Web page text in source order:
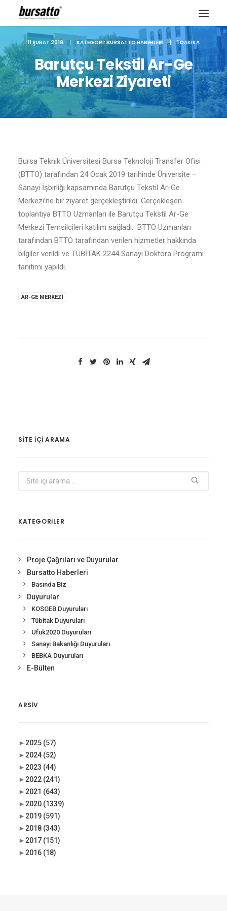
Site içi arama
11 ŞUBAT 2019 | KATEGORI:BURSATTO HABERLERI | 1 DAKIKA
Barutçu Tekstil Ar-Ge
Merkezi Ziyareti
Bursa Teknik Üniversitesi Bursa Teknoloji Transfer Ofisi
(BTTO) tarafından 24 Ocak 2019 tarihinde Üniversite –
Sanayi İşbirliği kapsamında Barutçu Tekstil Ar-Ge
Merkezi’ne bir ziyaret gerçekleştirildi. Gerçekleşen
toplantıya BTTO Uzmanları ile Barutçu Tekstil Ar-Ge
Merkezi Temsilcileri katılım sağladı. BTTO Uzmanları
tarafından BTTO tarafından verilen hizmetler hakkında
bilgiler verildi ve TÜBİTAK 2244 Sanayi Doktora Programı
tanıtımı yapıldı.
AR-GE MERKEZI
SITE IÇI ARAMA
KATEGORİLER
Proje Çağrıları ve Duyurular
Bursatto Haberleri
Basında Biz
Duyurular
KOSGEB Duyuruları
Tübitak Duyuruları
Ufuk2020 Duyuruları
Sanayi Bakanlığı Duyuruları
BEBKA Duyuruları
E-Bülten
ARSIV
► 2025 (57)
► 2024 (52)
► 2023 (44)
► 2022 (241)
► 2021 (643)
► 2020 (1339)
► 2019 (591)
► 2018 (343)
► 2017 (151)
► 2016 (18)